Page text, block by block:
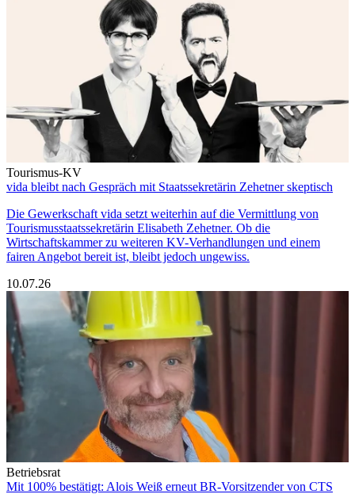
Tourismus-KV
vida bleibt nach Gespräch mit Staatssekretärin Zehetner skeptisch
Die Gewerkschaft vida setzt weiterhin auf die Vermittlung von
Tourismusstaatssekretärin Elisabeth Zehetner. Ob die
Wirtschaftskammer zu weiteren KV-Verhandlungen und einem
fairen Angebot bereit ist, bleibt jedoch ungewiss.
10.07.26
Betriebsrat
Mit 100% bestätigt: Alois Weiß erneut BR-Vorsitzender von CTS